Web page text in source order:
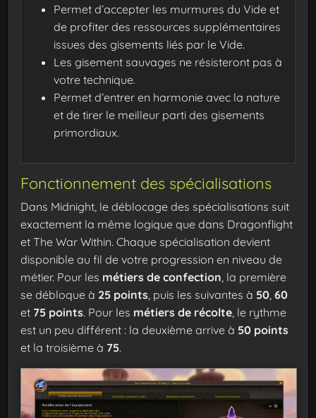
Permet d’accepter les murmures du Vide et
de profiter des ressources supplémentaires
issues des gisements liés par le Vide.
Les gisement sauvages ne résisteront pas à
votre technique.
Permet d’entrer en harmonie avec la nature
et de tirer le meilleur parti des gisements
primordiaux.
Fonctionnement des spécialisations
Dans Midnight, le déblocage des spécialisations suit
exactement la même logique que dans Dragonflight
et The War Within. Chaque spécialisation devient
disponible au fil de votre progression en niveau de
métier. Pour les métiers de confection, la première
se débloque à 25 points, puis les suivantes à 50, 60
et 75 points. Pour les métiers de récolte, le rythme
est un peu différent : la deuxième arrive à 50 points
et la troisième à 75.